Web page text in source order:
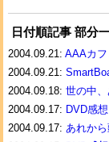
日付順記事 部分
2004.09.21: AAAカフ
2004.09.21:
2004.09.18: 世の中
2004.09.17: DVD感
2004.09.17: あれか